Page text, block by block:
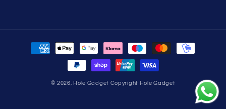
Metodi
© 2026, Hole Gadget Copyright Hole Gadget